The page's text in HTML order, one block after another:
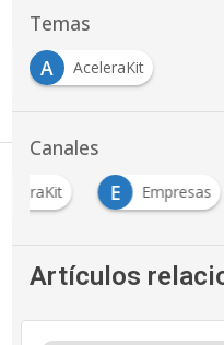
Temas
A
AceleraKit
Canales
AceleraKit E Empresas
Artículos